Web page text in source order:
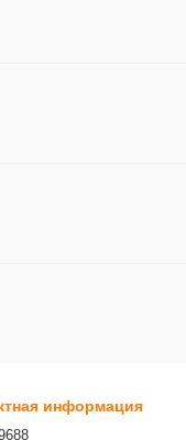
информация